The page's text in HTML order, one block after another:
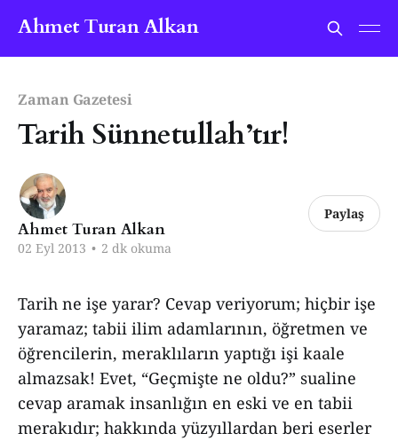
Ahmet Turan Alkan
Zaman Gazetesi
Tarih Sünnetullah’tır!
Ahmet Turan Alkan
02 Eyl 2013 • 2 dk okuma
Paylaş
Tarih ne işe yarar? Cevap veriyorum; hiçbir işe
yaramaz; tabii ilim adamlarının, öğretmen ve
öğrencilerin, meraklıların yaptığı işi kaale
almazsak! Evet, “Geçmişte ne oldu?” sualine
cevap aramak insanlığın en eski ve en tabii
merakıdır; hakkında yüzyıllardan beri eserler